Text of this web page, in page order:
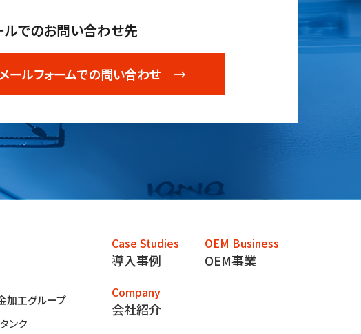
ルでのお問い合わせ先
メールフォームでの問い合わせ →
加工グループ
ンク
Case Studies
導入事例
OEM Business
OEM事業
Company
会社紹介